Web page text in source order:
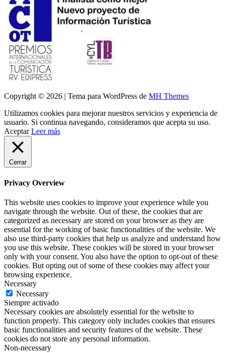
Copyright © 2026 | Tema para WordPress de MH Themes
Utilizamos cookies para mejorar nuestros servicios y experiencia de
usuario. Si continua navegando, consideramos que acepta su uso.
Aceptar Leer más
Cerrar
Privacy Overview
This website uses cookies to improve your experience while you
navigate through the website. Out of these, the cookies that are
categorized as necessary are stored on your browser as they are
essential for the working of basic functionalities of the website. We
also use third-party cookies that help us analyze and understand how
you use this website. These cookies will be stored in your browser
only with your consent. You also have the option to opt-out of these
cookies. But opting out of some of these cookies may affect your
browsing experience.
Necessary
Necessary
Siempre activado
Necessary cookies are absolutely essential for the website to
function properly. This category only includes cookies that ensures
basic functionalities and security features of the website. These
cookies do not store any personal information.
Non-necessary